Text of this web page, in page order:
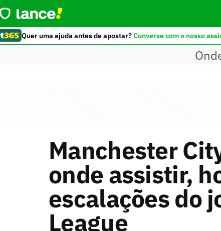
Quer uma ajuda antes de apostar?Converse com o nosso
Manchester
onde assistir,
escalações do
League